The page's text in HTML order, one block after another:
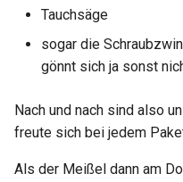
Tauchsäge
sogar die
gönnt sich ja sonst
Nach und nach sind also
freute sich bei jedem
Als der Meißel dann am